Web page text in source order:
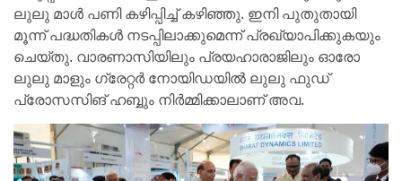
ലുലു മാൾ പണി കഴിപ്പിച്ച്‌ കഴിഞ്ഞു. ഇനി പുതുതായി
മൂന്ന് പദ്ധതികൾ നടപ്പിലാക്കുമെന്ന് പ്രഖ്യാപിക്കുകയും
ചെയ്തു. വാരണാസിയിലും പ്രയഹാരാജിലും ഓരോ
ലുലു മാളും ഗ്രേറ്റർ നോയിഡയിൽ ലുലു ഫുഡ്
പ്രോസസിങ് ഹബ്ബും നിർമ്മിക്കാലാണ് അവ.